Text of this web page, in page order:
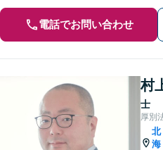
電話でお問い合わせ
村
士
厚別
北
海